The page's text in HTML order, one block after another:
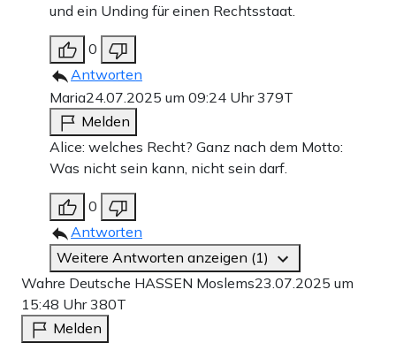
und ein Unding für einen Rechtsstaat.
0
Antworten
Maria24.07.2025 um 09:24 Uhr379T
Melden
Alice: welches Recht? Ganz nach dem Motto:
Was nicht sein kann, nicht sein darf.
0
Antworten
Weitere Antworten anzeigen (1)
Wahre Deutsche HASSEN Moslems23.07.2025 um
15:48 Uhr380T
Melden